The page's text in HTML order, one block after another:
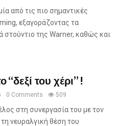
από τις πιο σημαντικές
εξαγοράζοντας τα
στούντιο της Warner, καθώς και
του χέρι” !
0 Comments 509
στη συνεργασία του με τον
νευραλγική θέση του